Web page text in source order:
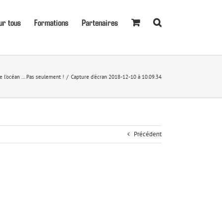
tous Formations Partenaires
l’océan … Pas seulement ! Capture d’écran 2018-12-10 à 10.09.34
Précédent